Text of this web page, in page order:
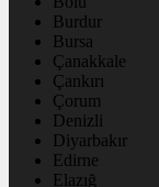
Burdur
Bursa
Çanakkale
Çankırı
Çorum
Denizli
Diyarbakır
Edirne
Elazığ